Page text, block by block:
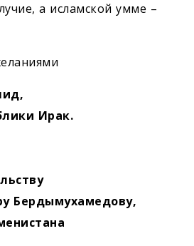
а исламской умме –
Ирак.
Бердымухамедову,